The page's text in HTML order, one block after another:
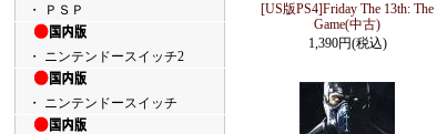
・ ＰＳＰ
・ ニンテンドースイッチ2
・ ニンテンドースイッチ
[US版PS4]Friday The 13th: The
Game(中古)
1,390円(税込)